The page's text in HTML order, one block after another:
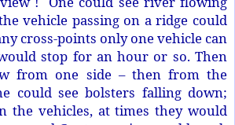
vehicle passing on a ridge could
cross-points only one vehicle can
stop for an hour or so. Then
from one side – then from the
could see bolsters falling down;
the vehicles, at times they would